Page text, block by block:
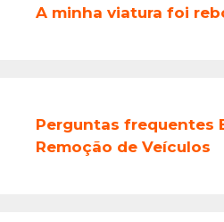
A minha viatura foi
Perguntas frequentes
Remoção de Veículos